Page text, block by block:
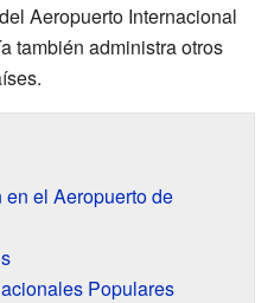
Aeropuerto Internacional
también administra otros
el Aeropuerto de
Populares